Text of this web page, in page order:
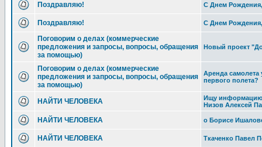
Поздравляю! С Днем
Поздравляю! С Днем
Поговорим о делах (коммерческие
предложения и запросы, вопросы, обращения
за помощью)
Новый проект
Поговорим о делах (коммерческие
предложения и запросы, вопросы, обращения
за помощью)
Аренда самолета
первого полета?
НАЙТИ ЧЕЛОВЕКА
Ищу информацию
Низов Алексей
НАЙТИ ЧЕЛОВЕКА о Борисе
НАЙТИ ЧЕЛОВЕКА Ткаченко Павел